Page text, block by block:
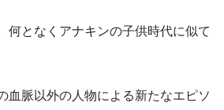
何となくアナキンの子供時代に似て
血脈以外の人物による新たなエピソ